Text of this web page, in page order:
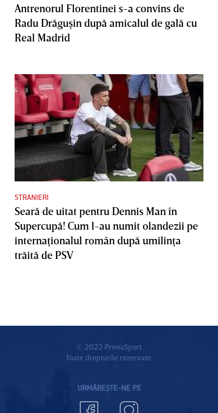
Antrenorul Florentinei s-a convins de
Radu Drăguşin după amicalul de gală cu
Real Madrid
STRANIERI
Seară de uitat pentru Dennis Man în
Supercupă! Cum l-au numit olandezii pe
internaţionalul român după umilinţa
trăită de PSV
© 2022 PrimaSport
Toate drepturile rezervate.
URMĂREȘTE-NE PE